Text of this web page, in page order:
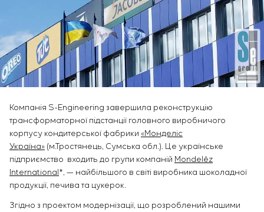
замовника
Сервісне обслуговування
Управління проєктами
Аутсорсинг
Консалтингові послуги
Індивідуальна розробка та випробування
Розробка математичних моделей об’єктів
управління
Розробка спеціальних алгоритмів
Розробка систем управління
Енергоаудит
Інфраструктура
Хімічна промисловість
Цементна промисловість
Sivacon S8
Simoprime
BESS
Стажування
Ветеранам
КОНТАКТИ
Компанія S-Engineering завершила реконструкцію
трансформаторної підстанції головного виробничого
корпусу кондитерської фабрики «Монделіс
Україна» (м.Тростянець, Сумська обл.). Це українське
підприємство входить до групи компаній Mondelēz
International*, — найбільшого в світі виробника шоколадної
продукції, печива та цукерок.
Згідно з проектом модернізації, що розроблений нашими